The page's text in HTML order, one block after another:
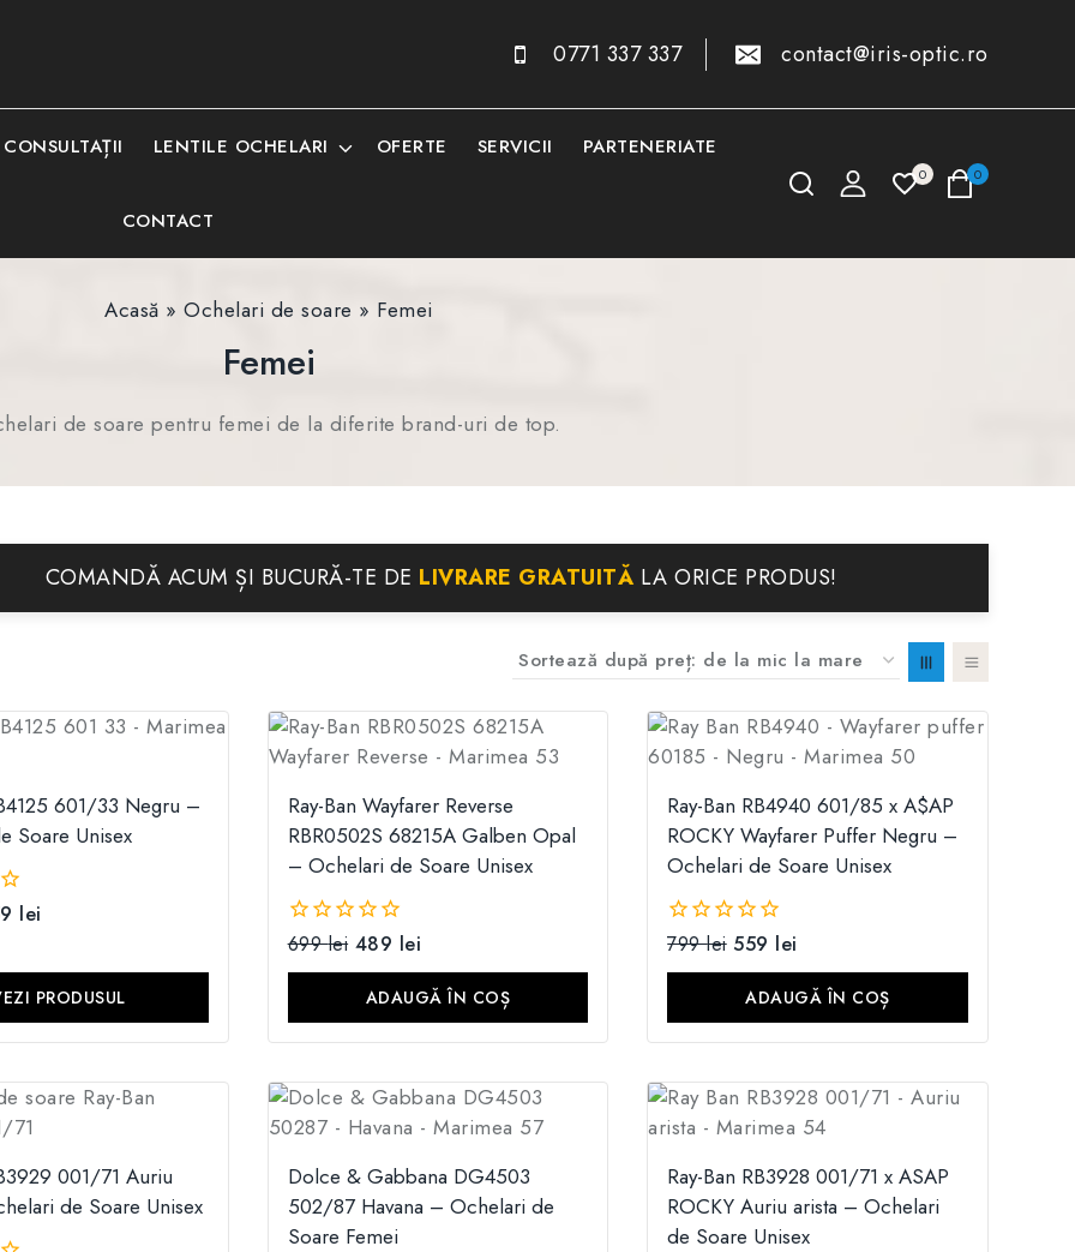
0771 337 337 contact@iris-optic.ro
CONSULTAȚII LENTILE OCHELARI OFERTE SERVICII PARTENERIATE
CONTACT
0 0
Acasă »Ochelari de soare » Femei
Femei
de soare pentru femei de la diferite brand-uri de top.
COMANDĂ ACUM ȘI BUCURĂ-TE DE LIVRARE GRATUITĂ LA ORICE PRODUS!
601/33 Negru –
Soare Unisex
lei
PRODUSUL
Ray-Ban Wayfarer Reverse
RBR0502S 68215A Galben Opal
– Ochelari de Soare Unisex
0
699lei 489 lei
ADAUGĂ ÎN COȘ
Ray-Ban RB4940 601/85 x A$AP
ROCKY Wayfarer Puffer Negru –
Ochelari de Soare Unisex
0
799lei 559 lei
ADAUGĂ ÎN COȘ
001/71 Auriu
de Soare Unisex
Dolce & Gabbana DG4503
502/87 Havana – Ochelari de
Soare Femei
Ray-Ban RB3928 001/71 x ASAP
ROCKY Auriu arista – Ochelari
de Soare Unisex